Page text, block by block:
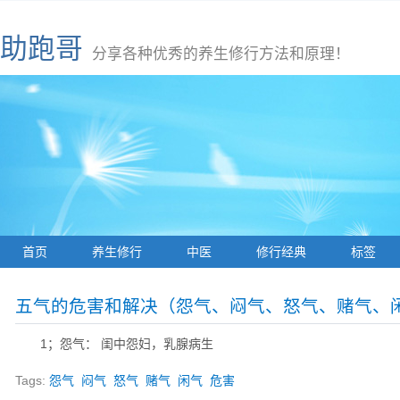
助跑哥 分享各种优秀的养生修行方法和原理！
首页 养生修行 中医 修行经典 标签
五气的危害和解决（怨气、闷气、怒气、赌气、
1；怨气： 闺中怨妇，乳腺病生
Tags:怨气 闷气 怒气 赌气 闲气 危害